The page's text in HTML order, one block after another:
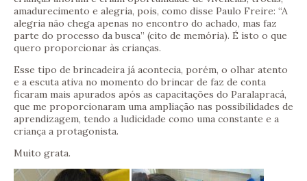
amadurecimento e alegria, pois, como disse Paulo Freire: “A
alegria não chega apenas no encontro do achado, mas faz
parte do processo da busca” (cito de memória). É isto o que
quero proporcionar às crianças.
Esse tipo de brincadeira já acontecia, porém, o olhar atento
e a escuta ativa no momento do brincar de faz de conta
ficaram mais apurados após as capacitações do Paralapracá,
que me proporcionaram uma ampliação nas possibilidades de
aprendizagem, tendo a ludicidade como uma constante e a
criança a protagonista.
Muito grata.